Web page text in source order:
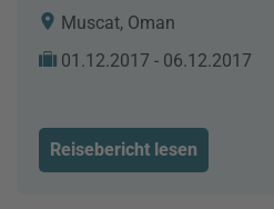
Muscat, Oman
01.12.2017 - 06.12.2017
Reisebericht lesen